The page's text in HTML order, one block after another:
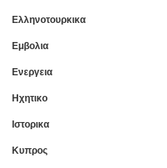
Ελληνοτουρκικα
Εμβολια
Ενεργεια
Ηχητικο
Ιστορικα
Κυπρος